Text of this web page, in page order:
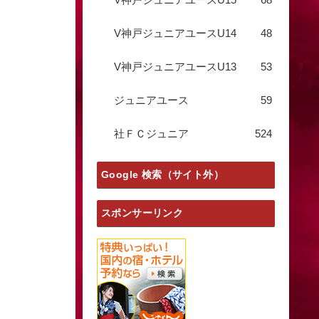
V神戸ジュニアユースU14 48
V神戸ジュニアユースU13 53
ジュニアユース 59
社ＦＣジュニア 524
Google 検索（サイト外）
スポンサーリンク